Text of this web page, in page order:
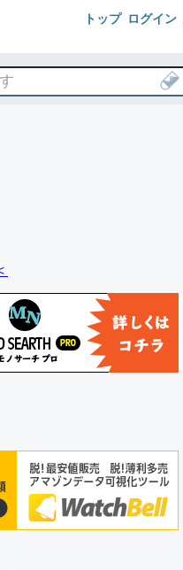
トップ ログイン